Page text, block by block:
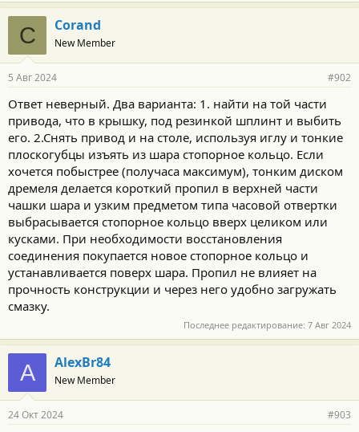
C Corand
New Member
5 Авг 2024 #902
Ответ неверный. Два варианта: 1. найти на той части
привода, что в крышку, под резинкой шплинт и выбить
его. 2.Снять привод и на столе, используя иглу и тонкие
плоскогубцы изъять из шара стопорное кольцо. Если
хочется побыстрее (получаса максимум), тонким диском
дремеля делается короткий пропил в верхней части
чашки шара и узким предметом типа часовой отвертки
выбрасывается стопорное кольцо вверх целиком или
кусками. При необходимости восстановления
соединения покупается новое стопорное кольцо и
устанавливается поверх шара. Пропил не влияет на
прочность конструкции и через него удобно загружать
смазку.
Последнее редактирование: 7 Авг 2024
A AlexBr84
New Member
24 Окт 2024 #903